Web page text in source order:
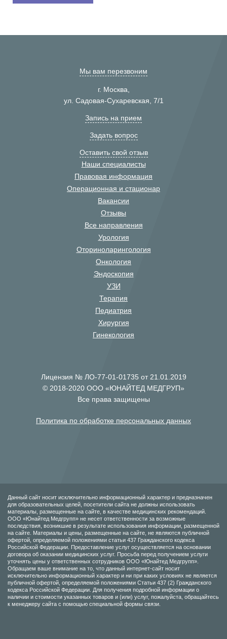
Мы вам перезвоним
г. Москва,
ул. Садовая-Сухаревская, 7/1
Запись на прием
Задать вопрос
Оставить свой отзыв
Наши специалисты
Правовая информация
Операционная и стационар
Вакансии
Отзывы
Все направления
Урология
Оториноларингология
Онкология
Эндоскопия
УЗИ
Терапия
Педиатрия
Хирургия
Гинекология
Лицензия № ЛО-77-01-01735 от 21.01.2019
© 2018-2020 ООО «ЮНАЙТЕД МЕДГРУП»
Все права защищены
Политика по обработке персональных данных
Данный сайт носит исключительно информационный характер и предназначен
для образовательных целей, посетители сайта не должны использовать
материалы, размещенные на сайте, в качестве медицинских рекомендаций.
ООО «Юнайтед Медгрупп» не несет ответственности за возможные
последствия, возникшие в результате использования информации, размещенной
на сайте. Материалы и цены, размещенные на сайте, не являются публичной
офертой, определяемой положениями статьи 437 Гражданского кодекса
Российской Федерации. Предоставление услуг осуществляется на основании
договора об оказании медицинских услуг. Просьба перед получением услуги
уточнять цены у ответственных сотрудников ООО «Юнайтед Медгрупп».
Обращаем ваше внимание на то, что данный интернет-сайт носит
исключительно информационный характер и ни при каких условиях не является
публичной офертой, определяемой положениями Статьи 437 (2) Гражданского
кодекса Российской Федерации. Для получения подробной информации о
наличии и стоимости указанных товаров и (или) услуг, пожалуйста, обращайтесь
к менеджеру сайта с помощью специальной формы связи.